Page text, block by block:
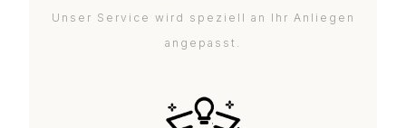
Unser Service wird speziell an Ihr Anliegen
angepasst.